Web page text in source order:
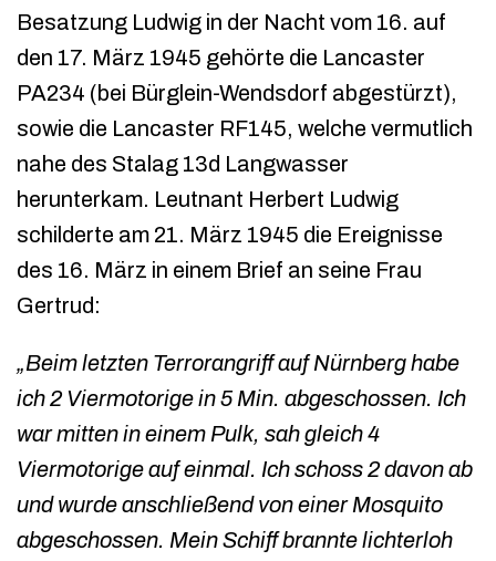
Besatzung Ludwig in der Nacht vom 16. auf
den 17. März 1945 gehörte die Lancaster
PA234 (bei Bürglein-Wendsdorf abgestürzt),
sowie die Lancaster RF145, welche vermutlich
nahe des Stalag 13d Langwasser
herunterkam. Leutnant Herbert Ludwig
schilderte am 21. März 1945 die Ereignisse
des 16. März in einem Brief an seine Frau
Gertrud:
„Beim letzten Terrorangriff auf Nürnberg habe
ich 2 Viermotorige in 5 Min. abgeschossen. Ich
war mitten in einem Pulk, sah gleich 4
Viermotorige auf einmal. Ich schoss 2 davon ab
und wurde anschließend von einer Mosquito
abgeschossen. Mein Schiff brannte lichterloh